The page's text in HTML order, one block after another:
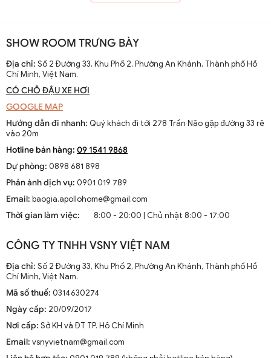
: Khác với quạt đứng hay quạt bàn,
quạt trần không chiếm diện tích sàn nhà, giúp tiết kiệm không
gian quý giá.
Làm Mát Hiệu Quả
trần giúp không khí được lưu thông tốt hơn trong toàn bộ căn
phòng.
hơn điều hòa, giúp bạn giảm thiểu chi phí điện hàng tháng.
kế với nhiều phong cách khác nhau từ cổ điển đến hiện đại,
phù hợp với nhiều không gian nội thất khác nhau.
2. Cách Lựa Chọn Quạt Trần Phù Hợp Với Nhu
Cầu Của Bạn
cần xem xét để đảm bảo rằng bạn chọn được sản phẩm phù hợp
nhất với nhu cầu và sở thích cá nhân.
2.1. Kích Thước Quạt Trần
Kích thước của quạt trần là yếu tố quan trọng đầu tiên cần xem
xét. Kích thước này thường được đo bằng đường kính của cánh
quạt. Bạn cần chọn kích thước quạt phù hợp với diện tích phòng để
Kích thước quạt trầnđược đo bằng sải cánh, tức là khoảng
SHOW ROOM TRƯNG BÀY
Địa chỉ: Số 2 Đường 33, Khu Phố 2, Phường An Khánh, Thành phố Hồ
Chí Minh, Việt Nam.
CÓ CHỖ ĐẬU XE HƠI
GOOGLE MAP
Hướng dẫn đi nhanh: Quý khách đi tới 278 Trần Não gặp đường 33 rẽ
vào 20m
Hotline bán hàng: 09 1541 9868
Dự phòng: 0898 681 898
Phản ánh dịch vụ: 0901 019 789
Email: baogia.apollohome@gmail.com
Thời gian làm việc:
8:00 - 20:00 | Chủ nhật 8:00 - 17:00
CÔNG TY TNHH VSNY VIỆT NAM
Địa chỉ: Số 2 Đường 33, Khu Phố 2, Phường An Khánh, Thành phố Hồ
Chí Minh, Việt Nam.
Mã số thuế: 0314630274
Ngày cấp: 20/09/2017
Nơi cấp: Sở KH và ĐT TP. Hồ Chí Minh
Email: vsnyvietnam@gmail.com